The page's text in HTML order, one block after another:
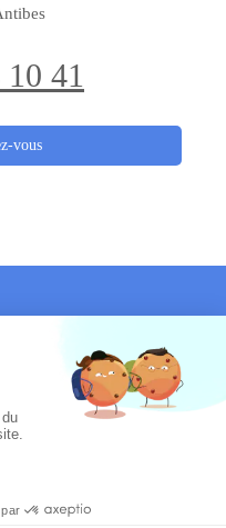
41
vous
judiciairetous sujets et